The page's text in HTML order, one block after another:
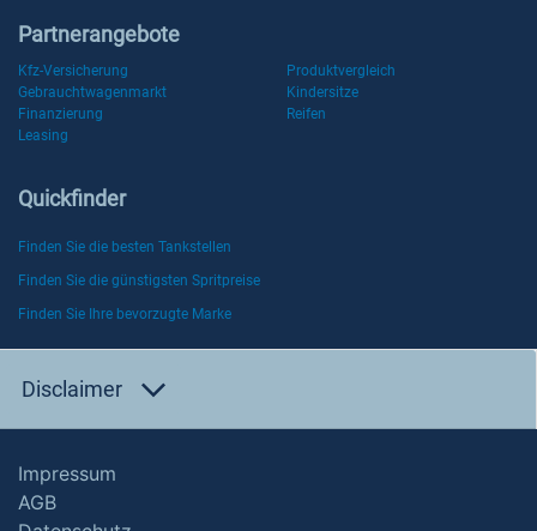
Partnerangebote
Kfz-Versicherung
Produktvergleich
Gebrauchtwagenmarkt
Kindersitze
Finanzierung
Reifen
Leasing
Quickfinder
Finden Sie die besten Tankstellen
Finden Sie die günstigsten Spritpreise
Finden Sie Ihre bevorzugte Marke
Disclaimer
Impressum
AGB